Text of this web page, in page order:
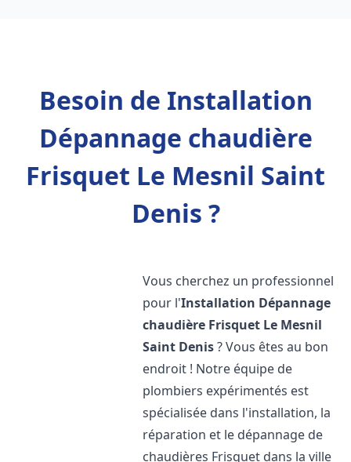
Besoin de Installation
Dépannage chaudière
Frisquet Le Mesnil Saint
Denis ?
Vous cherchez un professionnel
pour l'Installation Dépannage
chaudière Frisquet Le Mesnil
Saint Denis? Vous êtes au bon
endroit ! Notre équipe de
plombiers expérimentés est
spécialisée dans l'installation, la
réparation et le dépannage de
chaudières Frisquet dans la ville